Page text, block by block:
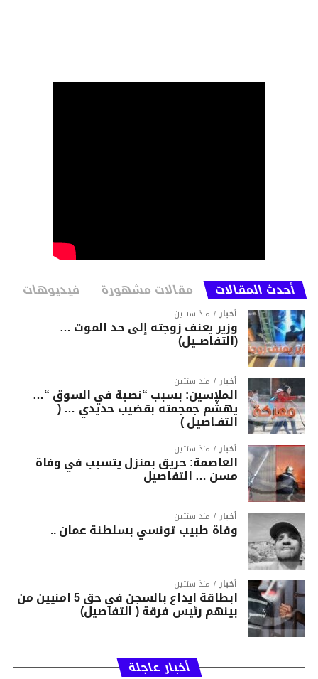
أحدث المقالات مقالات مشهورة فيديوهات
أخبار منذ سنتين
وزير يعنف زوجته إلى حد الموت …
(التفاصــيل)
أخبار منذ سنتين
الملاسين: بسبب “نصبة في السوق “…
يهشّم جمجمته بقضيب حديدي … (
التفـاصيل )
أخبار منذ سنتين
العاصمة: حريق بمنزل يتسبب في وفاة
مسن … التفاصيل
أخبار منذ سنتين
وفاة طبيب تونسي بسلطنة عمان ..
أخبار منذ سنتين
ابطاقة ايداع بالسجن في حق 5 امنيين من
بينهم رئيس فرقة ( التفاصيل)
أخبار عاجلة